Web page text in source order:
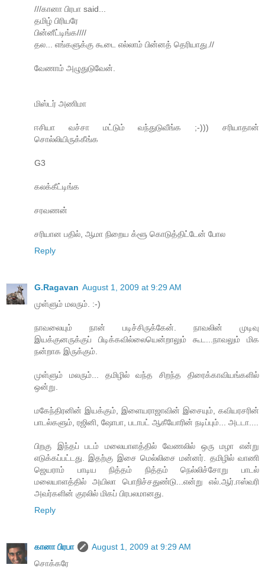
///கானா பிரபா said...
தமிழ் பிரியரே
பின்னீட்டிங்க////
தல... எங்களுக்கு கூடை எல்லாம் பின்னத் தெரியாது.//
வேணாம் அழுதுடுவேன்.
மிஸ்டர் அணிமா
ஈசியா வச்சா மட்டும் வந்துடுவீங்க ;-))) சரியாதான்
சொல்லியிருக்கீங்க
G3
கலக்கீட்டிங்க
சரவணன்
சரியான பதில், ஆமா நிறைய க்ளூ கொடுத்திட்டேன் போல
Reply
G.Ragavan August 1, 2009 at 9:29 AM
முள்ளும் மலரும். :-)
நாவலையும் நான் படிச்சிருக்கேன். நாவலின் முடிவு
இயக்குனருக்குப் பிடிக்கவில்லையென்றாலும் கூட...நாவலும் மிக
நன்றாக இருக்கும்.
முள்ளும் மலரும்... தமிழில் வந்த சிறந்த திரைக்காவியங்களில்
ஒன்று.
மகேந்திரனின் இயக்கும், இளையராஜாவின் இசையும், கவியரசரின்
பாடல்களும், ரஜினி, ஷோபா, படாபட் ஆகீயோரின் நடிப்பும்... அடடா....
பிறகு இந்தப் படம் மலையாளத்தில் வேணலில் ஒரு மழா என்று
எடுக்கப்பட்டது. இதற்கு இசை மெல்லிசை மன்னர். தமிழில் வாணி
ஜெயராம் பாடிய நித்தம் நித்தம் நெல்லிச்சோறு பாடல்
மலையாளத்தில் அயிலா பொறிச்சதுண்டு...என்று எல்.ஆர்.ஈஸ்வரி
அவர்களின் குரலில் மிகப் பிரபலமானது.
Reply
கானா பிரபா
August 1, 2009 at 9:29 AM
சொக்கரே